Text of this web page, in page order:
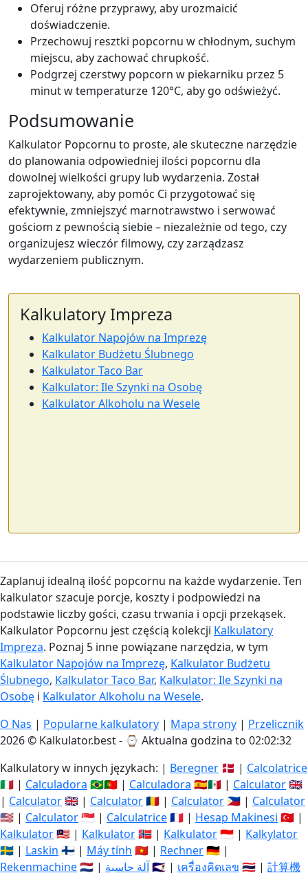
Oferuj różne przyprawy, aby urozmaicić
doświadczenie.
Przechowuj resztki popcornu w chłodnym, suchym
miejscu, aby zachować chrupkość.
Podgrzej czerstwy popcorn w piekarniku przez 5
minut w temperaturze 120°C, aby go odświeżyć.
Podsumowanie
Kalkulator Popcornu to proste, ale skuteczne narzędzie
do planowania odpowiedniej ilości popcornu dla
dowolnej wielkości grupy lub wydarzenia. Został
zaprojektowany, aby pomóc Ci przygotować się
efektywnie, zmniejszyć marnotrawstwo i serwować
gościom z pewnością siebie – niezależnie od tego, czy
organizujesz wieczór filmowy, czy zarządzasz
wydarzeniem publicznym.
Kalkulatory Impreza
Kalkulator Napojów na Imprezę
Kalkulator Budżetu Ślubnego
Kalkulator Taco Bar
Kalkulator: Ile Szynki na Osobę
Kalkulator Alkoholu na Wesele
Zaplanuj idealną ilość popcornu na każde wydarzenie. Ten
kalkulator szacuje porcje, koszty i podpowiedzi na
podstawie liczby gości, czasu trwania i opcji przekąsek.
Kalkulator Popcornu jest częścią kolekcji Kalkulatory
Impreza. Poznaj 5 inne powiązane narzędzia, w tym
Kalkulator Napojów na Imprezę, Kalkulator Budżetu
Ślubnego, Kalkulator Taco Bar, Kalkulator: Ile Szynki na
Osobę i Kalkulator Alkoholu na Wesele.
O Nas | Popularne kalkulatory | Mapa strony | Przelicznik
2026 © Kalkulator.best - ⌚ Aktualna godzina to 02:02:32
Kalkulatory w innych językach: | Beregner 🇩🇰 | Calcolatrice
🇮🇹 | Calculadora 🇧🇷🇵🇹 | Calculadora 🇪🇸🇲🇽 | Calculator🇬🇧
| Calculator🇬🇧 | Calculator🇷🇴 | Calculator 🇵🇭 | Calculator
🇺🇸 | Calculator🇸🇬 | Calculatrice🇫🇷 | Hesap Makinesi 🇹🇷 |
Kalkulator🇲🇾 | Kalkulator🇳🇴 | Kalkulator🇮🇩 | Kalkylator
🇸🇪 | Laskin 🇫🇮 | Máy tính 🇻🇳 | Rechner🇩🇪 |
Rekenmachine🇳🇱 | آلة حاسبة🇸🇦 | เครื่องคิดเลข 🇹🇭 | 計算機